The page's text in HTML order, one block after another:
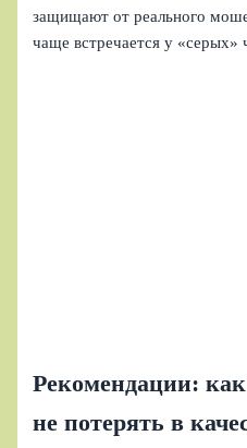
защищают от реального
чаще встречается у «серых»
Рекомендации:
не потерять в